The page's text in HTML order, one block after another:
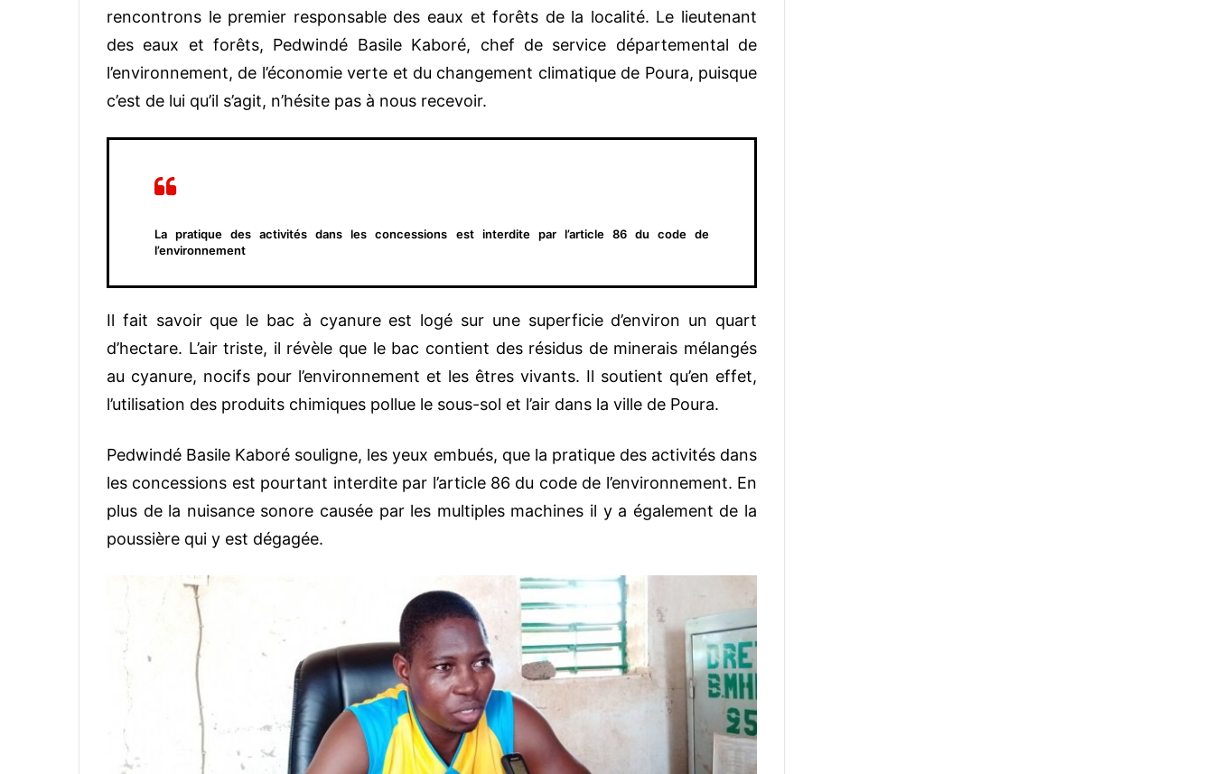
rencontrons le premier responsable des eaux et forêts de la localité. Le lieutenant
des eaux et forêts, Pedwindé Basile Kaboré, chef de service départemental de
l’environnement, de l’économie verte et du changement climatique de Poura, puisque
c’est de lui qu’il s’agit, n’hésite pas à nous recevoir.
La pratique des activités dans les concessions est interdite par l’article 86 du code de
l’environnement
Il fait savoir que le bac à cyanure est logé sur une superficie d’environ un quart
d’hectare. L’air triste, il révèle que le bac contient des résidus de minerais mélangés
au cyanure, nocifs pour l’environnement et les êtres vivants. Il soutient qu’en effet,
l’utilisation des produits chimiques pollue le sous-sol et l’air dans la ville de Poura.
Pedwindé Basile Kaboré souligne, les yeux embués, que la pratique des activités dans
les concessions est pourtant interdite par l’article 86 du code de l’environnement. En
plus de la nuisance sonore causée par les multiples machines il y a également de la
poussière qui y est dégagée.